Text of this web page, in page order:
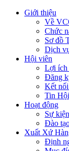
Giới thiệu
Về
Chức
Sơ đồ
Dịch
Hội viên
Lợi ích
Đăng
Kết
Tin
Hoạt động
Sự kiện
Đào
Xuất Xứ
Định